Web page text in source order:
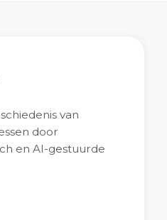
van
door
en AI-gestuurde